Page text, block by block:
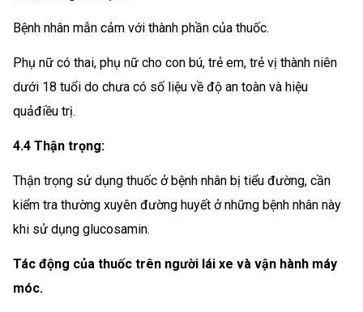
Bệnh nhân mẫn cảm với thành phần của thuốc.
Phụ nữ có thai, phụ nữ cho con bú, trẻ em, trẻ vị thành niên
dưới 18 tuổi do chưa có số liệu về độ an toàn và hiệu
quảđiều trị.
4.4 Thận trọng:
Thận trọng sử dụng thuốc ở bệnh nhân bị tiểu đường, cần
kiểm tra thường xuyên đường huyết ở những bệnh nhân này
khi sử dụng glucosamin.
Tác động của thuốc trên người lái xe và vận hành máy
móc.